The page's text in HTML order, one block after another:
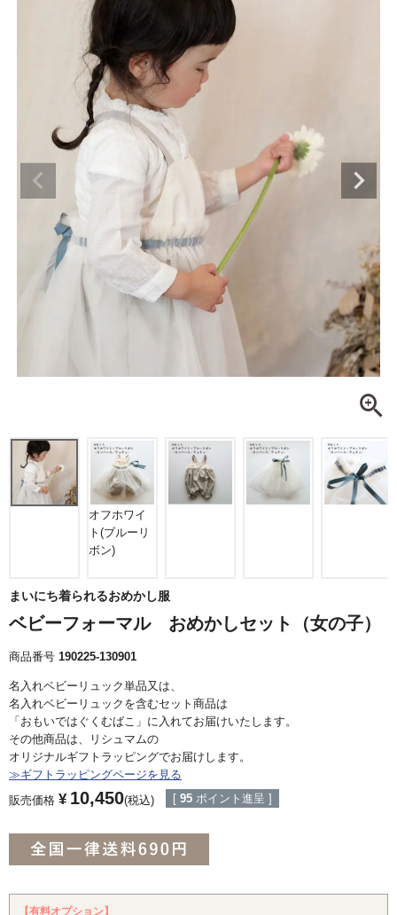
オフホワイ
ト(ブルーリ
ボン)
まいにち着られるおめかし服
ベビーフォーマル おめかしセット（女の子）
商品番号 190225-130901
名入れベビーリュック単品又は、
名入れベビーリュックを含むセット商品は
「おもいではぐくむばこ」に入れてお届けいたします。
その他商品は、リシュマムの
オリジナルギフトラッピングでお届けします。
≫ギフトラッピングページを見る
販売価格 ¥ 10,450 税込 [ 95 ポイント進呈 ]
【有料オプション】